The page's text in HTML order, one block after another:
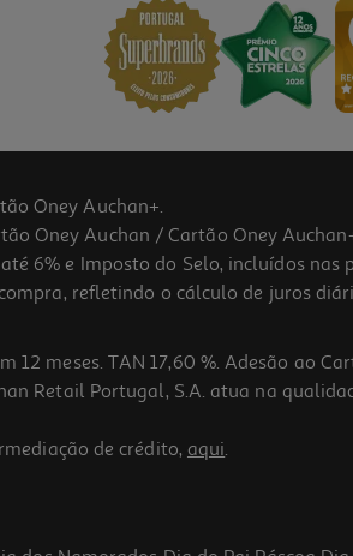
Oney Auchan+.
Oney Auchan / Cartão Oney
6% e Imposto do Selo, incluídos nas
refletindo o cálculo de juros
meses. TAN 17,60 %. Adesão ao
Retail Portugal, S.A. atua na
de crédito, aqui.